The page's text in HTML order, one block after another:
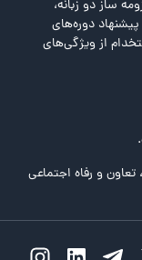
ساز دو زبانه،
دوره‌های
از ویژگی‌های
تعاون و رفاه اجتماعی